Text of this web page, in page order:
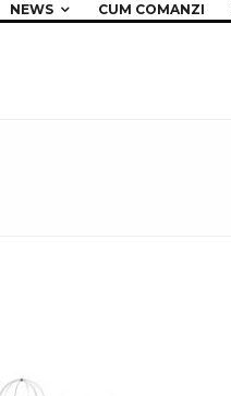
NEWS CUM COMANZI